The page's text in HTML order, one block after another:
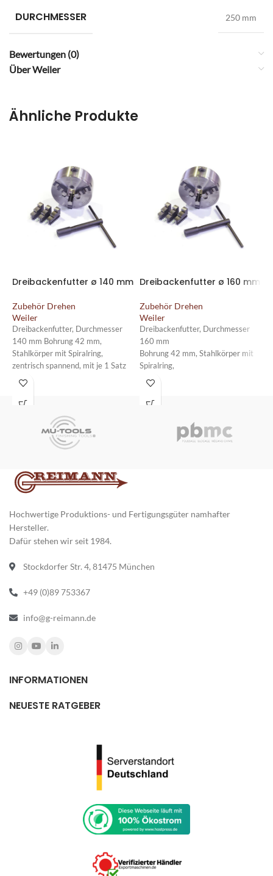
DURCHMESSER 250 mm
Bewertungen (0)
Über Weiler
Ähnliche Produkte
Dreibackenfutter ø 140 mm
Zubehör Drehen
Weiler
Dreibackenfutter, Durchmesser
140 mm Bohrung 42 mm,
Stahlkörper mit Spiralring,
zentrisch spannend, mit je 1 Satz
Dreh- und Bohrbacken (im Futter
Drehzahl 5000 U/min., mit
Aufnahme DIN ISO 702- 3/5 (DIN
Dreibackenfutter ø 160 mm
Zubehör Drehen
Weiler
Dreibackenfutter, Durchmesser
160 mm
Bohrung 42 mm, Stahlkörper mit
Spiralring,
zentrisch spannend, mit je 1 Satz
und Bohrbacken (im Futter
max. zulässige Drehzahl 4600
Hochwertige Produktions- und Fertigungsgüter namhafter
Hersteller.
Dafür stehen wir seit 1984.
Stockdorfer Str. 4, 81475 München
+49 (0)89 753367
info@g-reimann.de
INFORMATIONEN
NEUESTE RATGEBER